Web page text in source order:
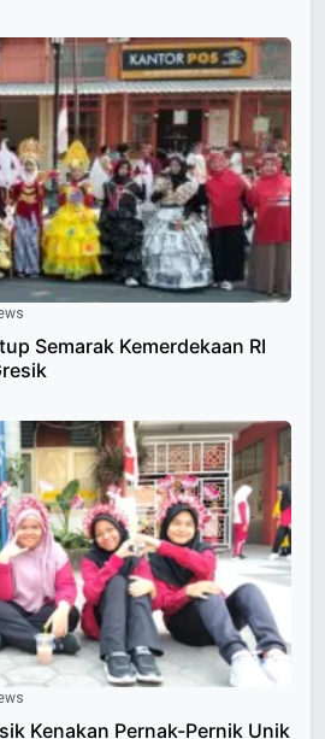
Semarak Kemerdekaan RI
Kenakan Pernak-Pernik Unik